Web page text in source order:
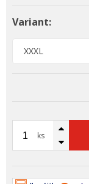
Variant:
XXXL
ks